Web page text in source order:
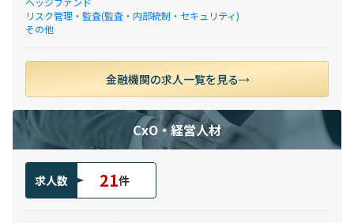
リスク管理・監査(監査・内部統制・セキュリティ)
その他
金融機関の求人一覧を見る
CxO・経営人材
求人数 21件